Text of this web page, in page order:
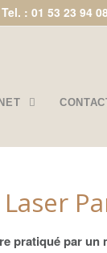
Tel. : 01 53 23 94 08
pratiqué par un